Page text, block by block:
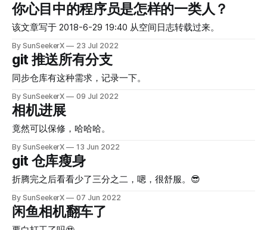
你心目中的程序员是怎样的一类人？
该文章写于 2018-6-29 19:40 从空间日志转载过来。
By SunSeekerX 23 Jul 2022
git 推送所有分支
同步仓库有这种需求，记录一下。
By SunSeekerX 09 Jul 2022
相机进展
竟然可以保修，哈哈哈。
By SunSeekerX 13 Jun 2022
git 仓库瘦身
折腾完之后看看少了三分之二，嗯，很舒服。😎
By SunSeekerX 07 Jun 2022
闲鱼相机翻车了